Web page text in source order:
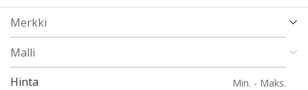
Min. - Maks.
Hinta